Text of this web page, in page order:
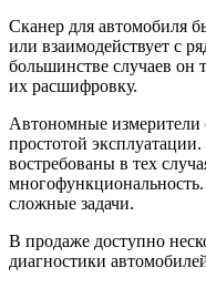
Сканер для автомобиля
или взаимодействует с
большинстве случаев он
их расшифровку.
Автономные измерители
простотой
востребованы в тех
сложные задачи.
В продаже доступно
диагностики